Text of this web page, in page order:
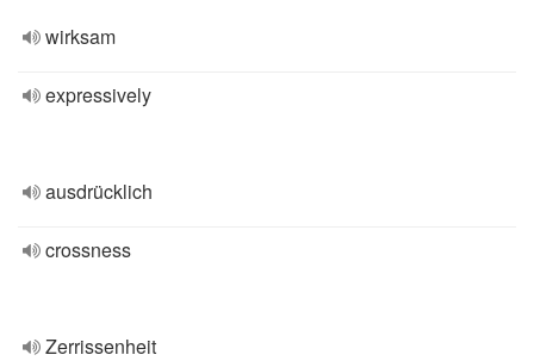
wirksam
expressively
ausdrücklich
crossness
Zerrissenheit